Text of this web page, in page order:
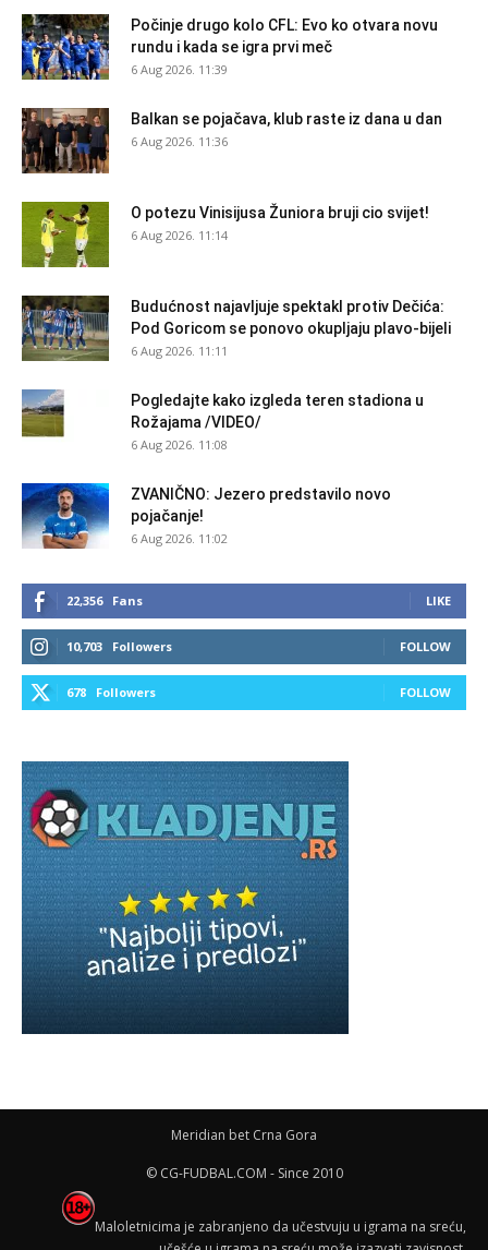
Počinje drugo kolo CFL: Evo ko otvara novu
rundu i kada se igra prvi meč
6 Aug 2026. 11:39
Balkan se pojačava, klub raste iz dana u dan
6 Aug 2026. 11:36
O potezu Vinisijusa Žuniora bruji cio svijet!
6 Aug 2026. 11:14
Budućnost najavljuje spektakl protiv Dečića:
Pod Goricom se ponovo okupljaju plavo-bijeli
6 Aug 2026. 11:11
Pogledajte kako izgleda teren stadiona u
Rožajama /VIDEO/
6 Aug 2026. 11:08
ZVANIČNO: Jezero predstavilo novo
pojačanje!
6 Aug 2026. 11:02
22,356 Fans LIKE
10,703 Followers FOLLOW
678 Followers FOLLOW
Meridian bet Crna Gora
© CG-FUDBAL.COM - Since 2010
Maloletnicima je zabranjeno da učestvuju u igrama na sreću,